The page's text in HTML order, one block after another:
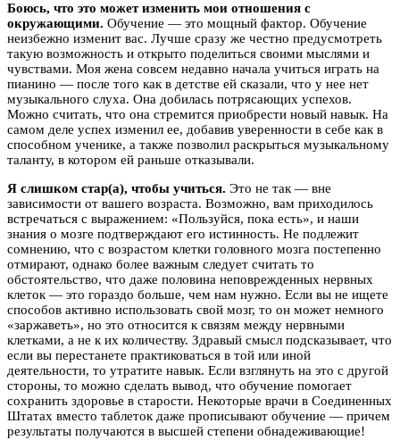
Боюсь, что это может изменить мои отношения с
окружающими. Обучение — это мощный фактор. Обучение
неизбежно изменит вас. Лучше сразу же честно предусмотреть
такую возможность и открыто поделиться своими мыслями и
чувствами. Моя жена совсем недавно начала учиться играть на
пианино — после того как в детстве ей сказали, что у нее нет
музыкального слуха. Она добилась потрясающих успехов.
Можно считать, что она стремится приобрести новый навык. На
самом деле успех изменил ее, добавив уверенности в себе как в
способном ученике, а также позволил раскрыться музыкальному
таланту, в котором ей раньше отказывали.
Я слишком стар(а), чтобы учиться. Это не так — вне
зависимости от вашего возраста. Возможно, вам приходилось
встречаться с выражением: «Пользуйся, пока есть», и наши
знания о мозге подтверждают его истинность. Не подлежит
сомнению, что с возрастом клетки головного мозга постепенно
отмирают, однако более важным следует считать то
обстоятельство, что даже половина неповрежденных нервных
клеток — это гораздо больше, чем нам нужно. Если вы не ищете
способов активно использовать свой мозг, то он может немного
«заржаветь», но это относится к связям между нервными
клетками, а не к их количеству. Здравый смысл подсказывает, что
если вы перестанете практиковаться в той или иной
деятельности, то утратите навык. Если взглянуть на это с другой
стороны, то можно сделать вывод, что обучение помогает
сохранить здоровье в старости. Некоторые врачи в Соединенных
Штатах вместо таблеток даже прописывают обучение — причем
результаты получаются в высшей степени обнадеживающие!